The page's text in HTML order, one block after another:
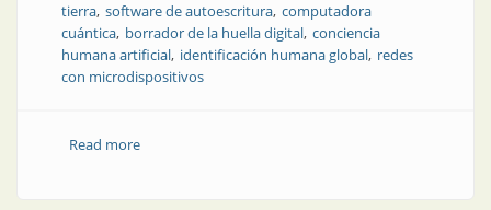
tierra software de autoescritura computadora
cuántica borrador de la huella digital conciencia
humana artificial identificación humana global redes
con microdispositivos
Read moreabout Tendencias y tecnologías principales